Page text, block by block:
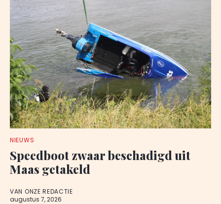
NIEUWS
Speedboot zwaar beschadigd uit
Maas getakeld
VAN ONZE REDACTIE
augustus 7, 2026